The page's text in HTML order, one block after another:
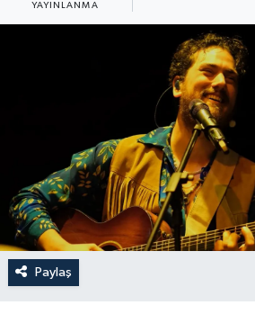
YAYINLANMA
Paylaş